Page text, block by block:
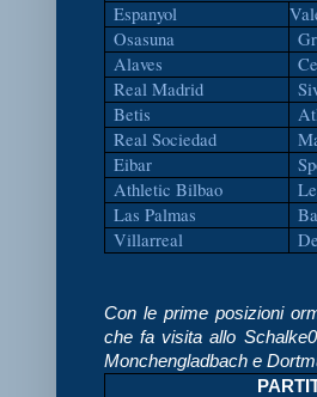
Espanyol
Osasuna
Alaves
Real Madrid
Betis
Real Sociedad
Eibar
Athletic Bilbao
Las Palmas
Villarreal
Con le prime posizioni
che fa visita allo
Monchengladbach e